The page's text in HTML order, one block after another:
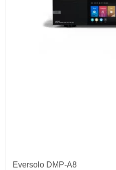
Eversolo DMP-A8